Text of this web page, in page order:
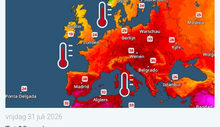
vrijdag 31 juli 2026